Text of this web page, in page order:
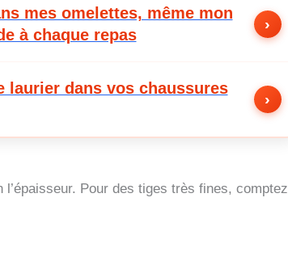
mes omelettes, même mon
à chaque repas
›
laurier dans vos chaussures
›
Pour des tiges très fines, comptez